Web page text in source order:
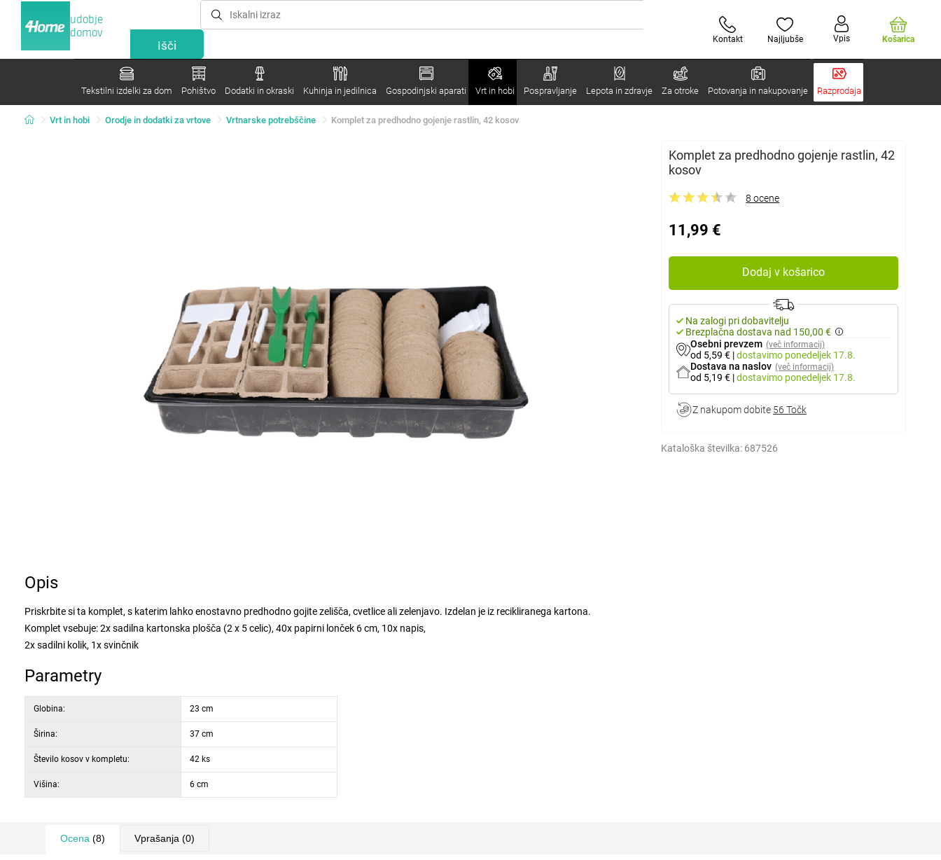
udobje
domov
Kontakt Najljubše Vpis Košarica
Tekstilni izdelki za dom Pohištvo Dodatki in okraski Kuhinja in jedilnica Gospodinjski aparati Vrt in hobi Pospravljanje Lepota in zdravje Za otroke Potovanja in nakupovanje Razprodaja
Vrt in hobi Orodje in dodatki za vrtove Vrtnarske potrebščine Komplet za predhodno gojenje rastlin, 42 kosov
Komplet za predhodno gojenje rastlin, 42
kosov
8 ocene
11,99 €
Dodaj v košarico
Na zalogi pri dobavitelju
Brezplačna dostava nad 150,00 €
Osebni prevzem (več informacij)
od 5,59 € |dostavimo ponedeljek 17.8.
Dostava na naslov (več informacij)
od 5,19 € |dostavimo ponedeljek 17.8.
Z nakupom dobite 56 Točk
Kataloška številka: 687526
Opis
Priskrbite si ta komplet, s katerim lahko enostavno predhodno gojite zelišča, cvetlice ali zelenjavo. Izdelan je iz recikliranega kartona.
Komplet vsebuje: 2x sadilna kartonska plošča (2 x 5 celic), 40x papirni lonček 6 cm, 10x napis,
2x sadilni kolik, 1x svinčnik
Parametry
Globina: 23 cm
Širina: 37 cm
Število kosov v kompletu: 42 ks
Višina: 6 cm
Ocena (8) Vprašanja (0)